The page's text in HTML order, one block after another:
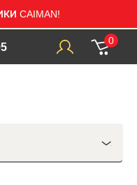
CAIMAN!
0